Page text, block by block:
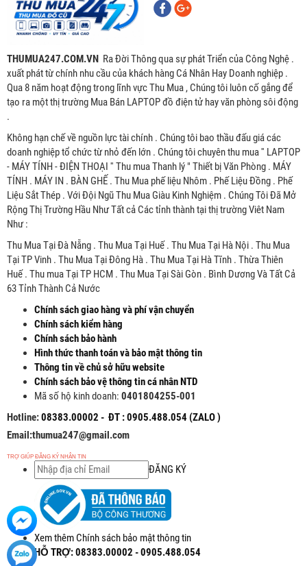
THUMUA247.COM.VN Ra Đời Thông qua sự phát Triển của Công Nghệ .
xuất phát từ chính nhu cầu của khách hàng Cá Nhân Hay Doanh nghiệp .
Qua 8 năm hoạt động trong lĩnh vực Thu Mua , Chúng tôi luôn cố gắng để
tạo ra một thị trường Mua Bán LAPTOP đồ điện tử hay văn phòng sôi động
.
Không hạn chế về nguồn lực tài chính . Chúng tôi bao thầu đấu giá các
doanh nghiệp tổ chức từ nhỏ đến lớn . Chúng tôi chuyên thu mua '' LAPTOP
- MÁY TÍNH - ĐIỆN THOẠI '' Thu mua Thanh lý " Thiết bị Văn Phòng . MÁY
TÍNH . MÁY IN . BÀN GHẾ . Thu Mua phế liệu Nhôm . Phế Liệu Đồng . Phế
Liệu Sắt Thép . Với Đội Ngũ Thu Mua Giàu Kinh Nghiệm . Chúng Tôi Đã Mở
Rộng Thị Trường Hầu Như Tất cả Các tỉnh thành tại thị trường Viêt Nam
Như :
Thu Mua Tại Đà Nẵng . Thu Mua Tại Huế . Thu Mua Tại Hà Nội . Thu Mua
Tại TP Vinh . Thu Mua Tại Đông Hà . Thu Mua Tại Hà Tĩnh . Thừa Thiên
Huế . Thu mua Tại TP HCM . Thu Mua Tại Sài Gòn . Bình Dương Và Tất Cả
63 Tỉnh Thành Cả Nước
Chính sách giao hàng và phí vận chuyển
Chính sách kiểm hàng
Chính sách bảo hành
Hình thức thanh toán và bảo mật thông tin
Thông tin về chủ sở hữu website
Chính sách bảo vệ thông tin cá nhân NTD
Mã số hộ kinh doanh: 0401804255-001
Hotline:08383.00002 - ĐT : 0905.488.054 (ZALO )
Email:thumua247@gmail.com
TRỢ GIÚP ĐĂNG KÝ NHẬN TIN
ĐĂNG KÝ
Xem thêm Chính sách bảo mật thông tin
HỖ TRỢ: 08383.00002 - 0905.488.054